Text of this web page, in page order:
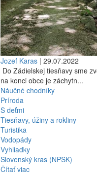
Jozef Karas | 29.07.2022
Do Zádielskej tiesňavy sme
na konci obce je záchytn...
Náučné chodníky
Príroda
S deťmi
Tiesňavy, úžiny a rokliny
Turistika
Vodopády
Vyhliadky
Slovenský kras (NPSK)
Čítať viac